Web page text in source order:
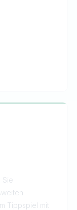
Sie
Tippspiel mit